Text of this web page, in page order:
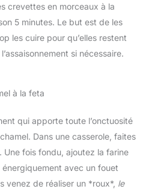
crevettes en morceaux à la
5 minutes. Le but est de les
les cuire pour qu’elles restent
si nécessaire.
à la feta
qui apporte toute l’onctuosité
Dans une casserole, faites
fois fondu, ajoutez la farine
avec un fouet
venez de réaliser un *roux*, le